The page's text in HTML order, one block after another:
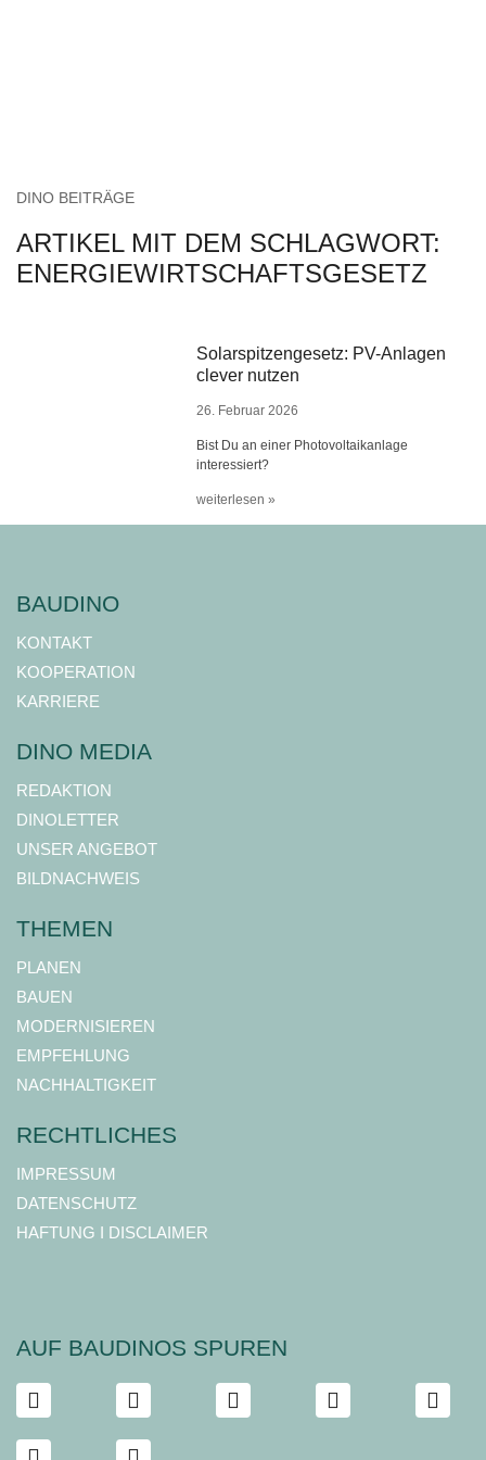
DINO BEITRÄGE
ARTIKEL MIT DEM SCHLAGWORT:
ENERGIEWIRTSCHAFTSGESETZ
Solarspitzengesetz: PV-Anlagen
clever nutzen
26. Februar 2026
Bist Du an einer Photovoltaikanlage
interessiert?
weiterlesen »
BAUDINO
KONTAKT
KOOPERATION
KARRIERE
DINO MEDIA
REDAKTION
DINOLETTER
UNSER ANGEBOT
BILDNACHWEIS
THEMEN
PLANEN
BAUEN
MODERNISIEREN
EMPFEHLUNG
NACHHALTIGKEIT
RECHTLICHES
IMPRESSUM
DATENSCHUTZ
HAFTUNG I DISCLAIMER
AUF BAUDINOS SPUREN